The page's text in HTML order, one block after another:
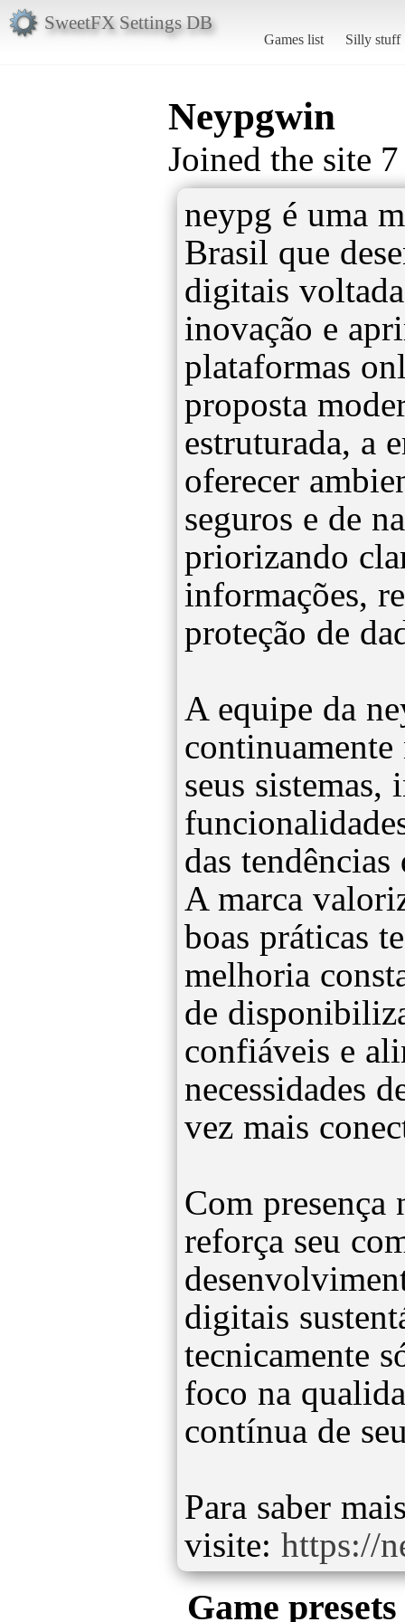
SweetFX Settings DB
Games list Silly stuff
Neypgwin
Joined the site
neypg é uma
Brasil que
digitais
inovação e
plataformas
proposta
estruturada, a
oferecer
seguros e de
priorizando
informações,
proteção de
A equipe da
continuamente
seus sistemas,
das
A marca
boas práticas
melhoria
de
confiáveis e
necessidades
vez mais
Com
reforça seu
digitais
tecnicamente
foco na
contínua de
Para saber
visite: https://
Game presets